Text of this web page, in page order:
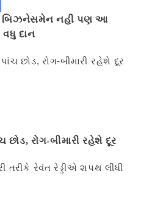
બિઝનેસમેન નહી પણ આ
દાન
છોડ, રોગ-બીમારી રહેશે દૂર